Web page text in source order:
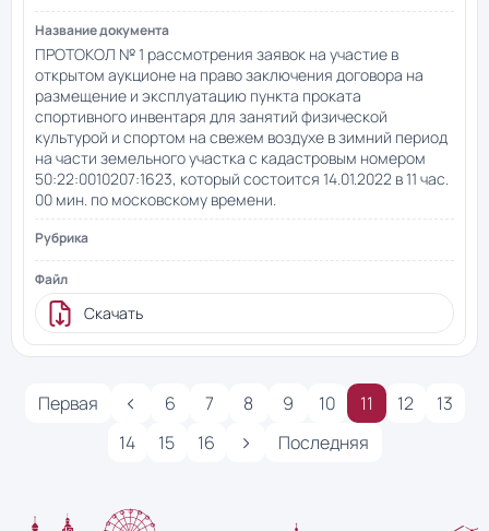
ПРОТОКОЛ № 1 рассмотрения заявок на участие в
открытом аукционе на право заключения договора на
размещение и эксплуатацию пункта проката
спортивного инвентаря для занятий физической
культурой и спортом на свежем воздухе в зимний период
на части земельного участка с кадастровым номером
50:22:0010207:1623, который состоится 14.01.2022 в 11 час.
00 мин. по московскому времени.
Скачать
Первая ‹ 6 7 8 9 10 11 12
13
14
15 16 › Последняя